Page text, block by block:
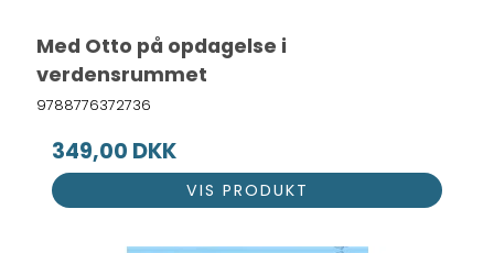
Med Otto på opdagelse i
verdensrummet
9788776372736
349,00 DKK
VIS PRODUKT